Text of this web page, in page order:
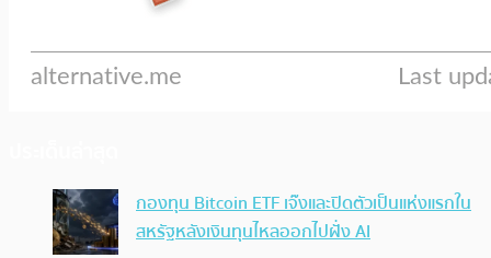
กองทุน Bitcoin ETF เจ๊งและปิดตัวเป็นแห่งแรกใน
สหรัฐหลังเงินทุนไหลออกไปฝั่ง AI